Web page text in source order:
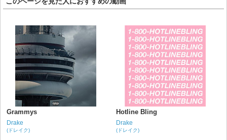
Grammys
Drake
(ドレイク)
Hotline Bling
Drake
(ドレイク)